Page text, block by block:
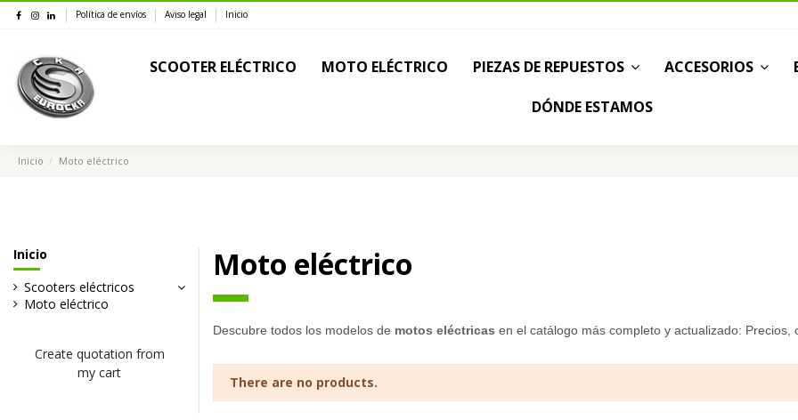
Política de envíos Aviso legal Inicio
SCOOTER ELÉCTRICO MOTO ELÉCTRICO PIEZAS DE REPUESTOS ACCESORIOS
DÓNDE ESTAMOS
Inicio Moto eléctrico
Moto eléctrico
Descubre todos los modelos de motos eléctricas en el catálogo más completo y actualizado:
There are no products.
Inicio
Scooters eléctricos
Moto eléctrico
Create quotation from
my cart